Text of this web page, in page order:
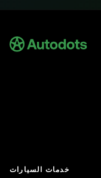
خدمات السيارات